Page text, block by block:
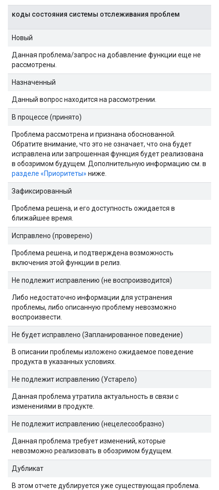
коды состояния системы отслеживания проблем
Новый
Данная проблема/запрос на добавление функции еще не
рассмотрены.
Назначенный
Данный вопрос находится на рассмотрении.
В процессе (принято)
Проблема рассмотрена и признана обоснованной.
Обратите внимание, что это не означает, что она будет
исправлена ​​или запрошенная функция будет реализована
в обозримом будущем. Дополнительную информацию см. в
разделе «Приоритеты» ниже.
Зафиксированный
Проблема решена, и его доступность ожидается в
ближайшее время.
Исправлено (проверено)
Проблема решена, и подтверждена возможность
включения этой функции в релиз.
Не подлежит исправлению (не воспроизводится)
Либо недостаточно информации для устранения
проблемы, либо описанную проблему невозможно
воспроизвести.
Не будет исправлено (Запланированное поведение)
В описании проблемы изложено ожидаемое поведение
продукта в указанных условиях.
Не подлежит исправлению (Устарело)
Данная проблема утратила актуальность в связи с
изменениями в продукте.
Не подлежит исправлению (нецелесообразно)
Данная проблема требует изменений, которые
невозможно реализовать в обозримом будущем.
Дубликат
В этом отчете дублируется уже существующая проблема.